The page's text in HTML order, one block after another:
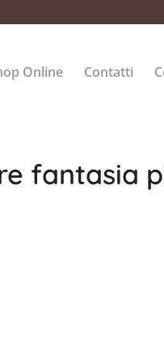
Online Contatti
fantasia